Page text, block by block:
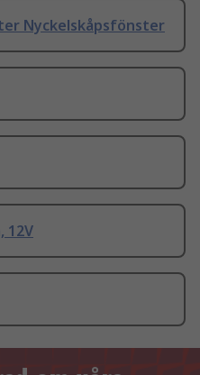
Nyckelskåpsfönster
12V